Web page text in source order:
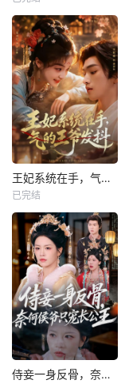
王妃系统在手，气的王爷发抖
已完结
侍妾一身反骨，奈何侯爷只宠长公主